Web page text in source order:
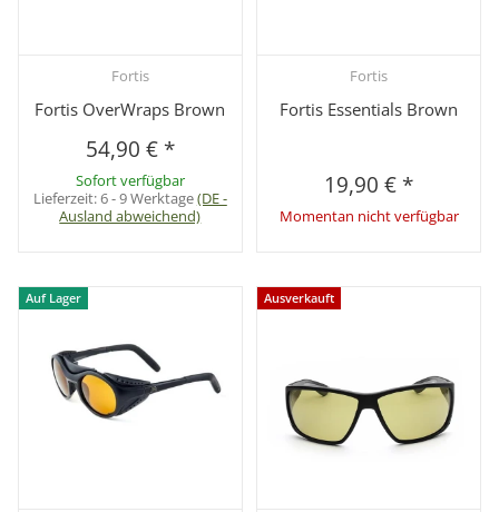
Fortis
Fortis OverWraps Brown
54,90 € *
Sofort verfügbar
Lieferzeit:6 - 9 Werktage(DE -
Ausland abweichend)
Fortis
Fortis Essentials Brown
19,90 € *
Momentan nicht verfügbar
Auf Lager Ausverkauft